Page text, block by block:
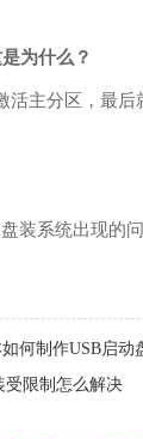
为什么？
主分区，最
系统出现的
何制作USB启动
受限制怎么解决